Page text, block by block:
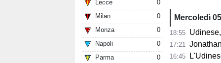
Lecce
0
Milan
0
Monza
0
Napoli
0
Parma
0
Mercoledì
18:55
17:21 Jonathan
16:45